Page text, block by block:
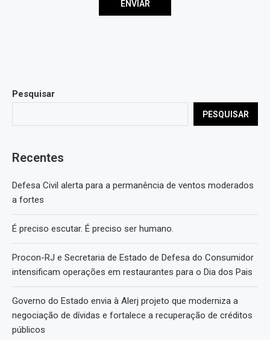
Pesquisar
PESQUISAR
Recentes
Defesa Civil alerta para a permanência de ventos moderados
a fortes
É preciso escutar. É preciso ser humano.
Procon-RJ e Secretaria de Estado de Defesa do Consumidor
intensificam operações em restaurantes para o Dia dos Pais
Governo do Estado envia à Alerj projeto que moderniza a
negociação de dívidas e fortalece a recuperação de créditos
públicos